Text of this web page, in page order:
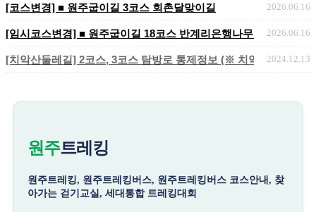
[코스변경] ■ 원주굽이길 3코스 회촌달맞이길 2026.06.16
[임시코스변경] ■ 원주굽이길 18코스 반계리은행나무길 임시노선
2026.06.16
[치악산둘레길] 2코스, 3코스 탐방로 통제정보 (※ 치악산국립공원
2024.12.13
원주트레킹
원주트레킹, 원주트레킹버스, 원주트레킹버스 코스안내, 찾
아가는 걷기교실, 세대통합 트레킹대회